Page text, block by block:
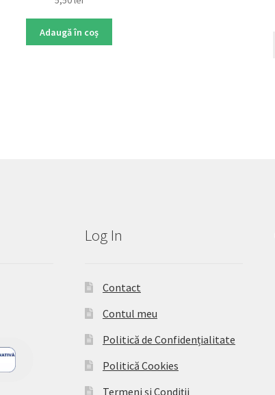
Adaugă în coș
Log In
Contact
Contul meu
Politică de Confidențialitate
Politică Cookies
Termeni și Condiții